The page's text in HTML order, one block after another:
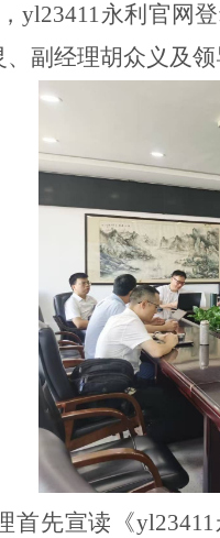
yl23411永利官网
副经理胡众义及领
首先宣读《